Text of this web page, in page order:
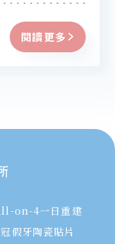
閱讀更多
on-4一日重建
假牙陶瓷貼片